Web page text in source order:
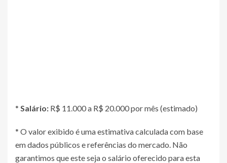
* Salário: R$ 11.000 a R$ 20.000 por mês (estimado)
* O valor exibido é uma estimativa calculada com base
em dados públicos e referências do mercado. Não
garantimos que este seja o salário oferecido para esta